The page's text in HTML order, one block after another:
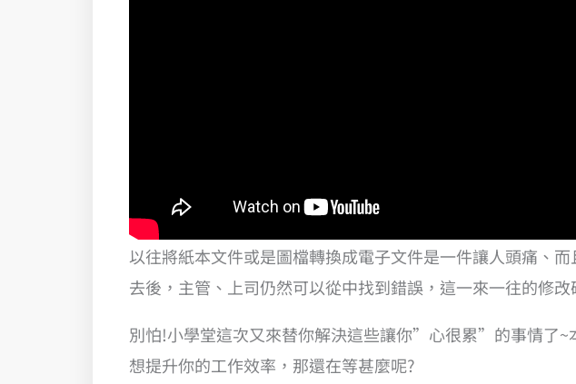
以往將紙本文件或是圖檔轉換成電子文件是一件讓人頭痛、
去後，主管、上司仍然可以從中找到錯誤，這一來一往的修
別怕!小學堂這次又來替你解決這些讓你”心很累”的事情了~
想提升你的工作效率，那還在等甚麼呢?